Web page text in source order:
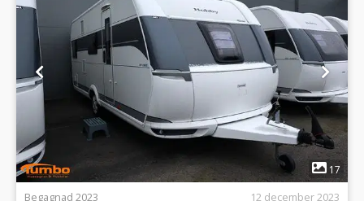
1
17
Begagnad 2023
12 december 2023